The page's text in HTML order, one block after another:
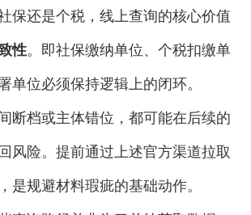
还是个税，线上查询的核心价值
性。即社保缴纳单位、个税扣缴单
单位必须保持逻辑上的闭环。
档或主体错位，都可能在后续的
风险。提前通过上述官方渠道拉取
是规避材料瑕疵的基础动作。